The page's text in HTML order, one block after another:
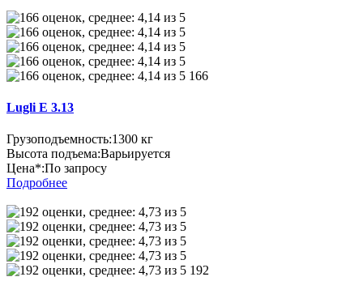
166
Lugli E 3.13
Грузоподъемность:1300 кг
Высота подъема:Варьируется
Цена*:По запросу
Подробнее
192